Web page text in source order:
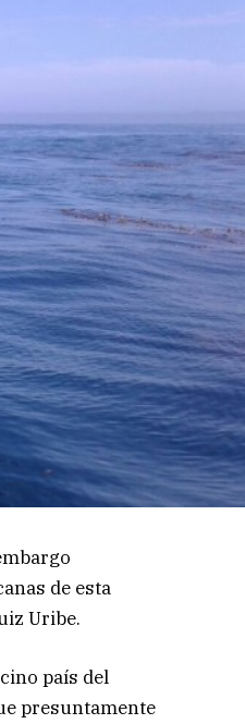
de esta
Uribe.
país del
presuntamente